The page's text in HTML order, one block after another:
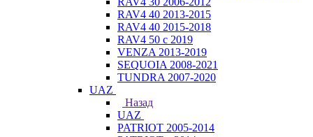
RAV4 40 2013-2015
RAV4 40 2015-2018
RAV4 50 с 2019
VENZA 2013-2019
SEQUOIA 2008-2021
TUNDRA 2007-2020
UAZ
Назад
UAZ
PATRIOT 2005-2014